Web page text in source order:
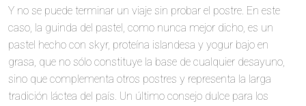
Y no se puede terminar un viaje sin probar el postre. En este
caso, la guinda del pastel, como nunca mejor dicho, es un
pastel hecho con skyr, proteína islandesa y yogur bajo en
grasa, que no sólo constituye la base de cualquier desayuno,
sino que complementa otros postres y representa la larga
tradición láctea del país. Un último consejo dulce para los